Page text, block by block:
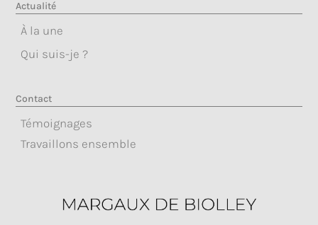
Actualité
À la une
Qui suis-je ?
Contact
Témoignages
Travaillons ensemble